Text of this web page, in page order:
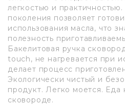
легкостью и
поколения позволяет
использования масла, что
полезность
Бакелитовая ручка
touch, не нагревается при
делает процесс
Экологически чистый и
продукт. Легко моется. Еда
сковороде.